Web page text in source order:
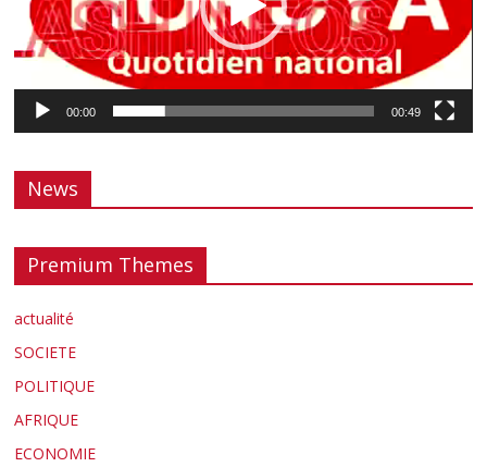
00:00 00:49
News
Premium Themes
actualité
SOCIETE
POLITIQUE
AFRIQUE
ECONOMIE